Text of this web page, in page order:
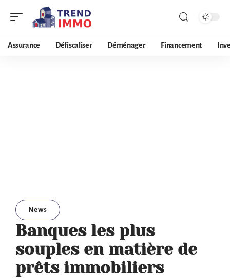
Assurance Défiscaliser Déménager Financement
News
Banques les plus
souples en matière de
prêts immobiliers